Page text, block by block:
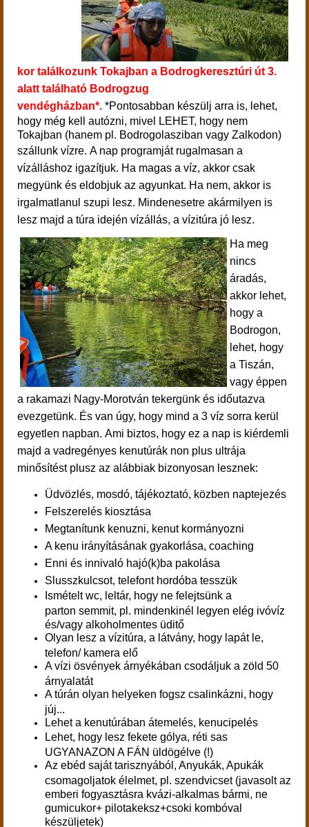
kor találkozunk Tokajban a Bodrogkeresztúri út 3.
alatt található Bodrogzug
vendégházban*. *Pontosabban készülj arra is, lehet,
hogy még kell autózni, mivel LEHET, hogy nem
Tokajban (hanem pl. Bodrogolasziban vagy Zalkodon)
szállunk vízre. A nap programját rugalmasan a
vízálláshoz igazítjuk. Ha magas a víz, akkor csak
megyünk és eldobjuk az agyunkat. Ha nem, akkor is
irgalmatlanul szupi lesz. Mindenesetre akármilyen is
lesz majd a túra idején vízállás, a vízitúra jó lesz.
Ha meg
nincs
áradás,
akkor lehet,
hogy a
Bodrogon,
lehet, hogy
a Tiszán,
vagy éppen
a rakamazi Nagy-Morotván tekergünk és időutazva
evezgetünk. És van úgy, hogy mind a 3 víz sorra kerül
egyetlen napban. Ami biztos, hogy ez a nap is kiérdemli
majd a vadregényes kenutúrák non plus ultrája
minősítést plusz az alábbiak bizonyosan lesznek:
Üdvözlés, mosdó, tájékoztató, közben naptejezés
Felszerelés kiosztása
Megtanítunk kenuzni, kenut kormányozni
A kenu irányításának gyakorlása, coaching
Enni és innivaló hajó(k)ba pakolása
Slusszkulcsot, telefont hordóba tesszük
Ismételt wc, leltár, hogy ne felejtsünk a
parton semmit, pl. mindenkinél legyen elég ivóvíz
és/vagy alkoholmentes üditő
Olyan lesz a vízitúra, a látvány, hogy lapát le,
telefon/ kamera elő
A vízi ösvények árnyékában csodáljuk a zöld 50
árnyalatát
A túrán olyan helyeken fogsz csalinkázni, hogy
júj...
Lehet a kenutúrában átemelés, kenucipelés
Lehet, hogy lesz fekete gólya, réti sas
UGYANAZON A FÁN üldögélve (!)
Az ebéd saját tarisznyából, Anyukák, Apukák
csomagoljatok élelmet, pl. szendvicset (javasolt az
emberi fogyasztásra kvázi-alkalmas bármi, ne
gumicukor+ pilotakeksz+csoki kombóval
készüljetek)